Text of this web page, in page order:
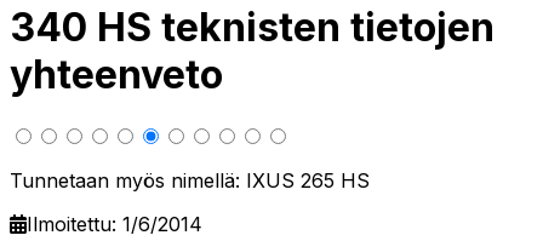
340 HS teknisten tietojen
yhteenveto
Tunnetaan myös nimellä: IXUS 265 HS
Ilmoitettu: 1/6/2014